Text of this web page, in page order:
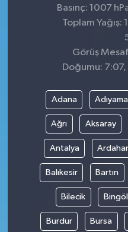
Basınç: 1007
Toplam Yağış:
Görüş
Doğumu: 7:07,
Adana
Ağrı Aksaray
Antalya
Balıkesir Bartın
Bilecik Bingöl
Burdur Bursa